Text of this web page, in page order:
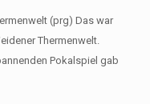
(prg) Das war
Thermenwelt.
Pokalspiel gab